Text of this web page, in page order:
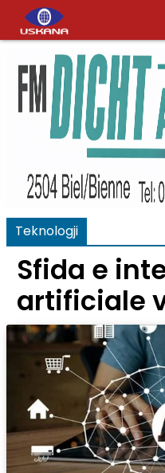
Teknologji
Sfida e
artificiale